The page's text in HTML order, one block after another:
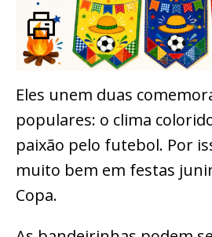
Eles unem duas
populares: o clima
paixão pelo futebol. Por
muito bem em festas
Copa.